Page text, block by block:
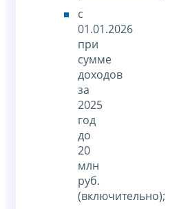
с
01.01.2026
при
сумме
доходов
за
2025
год
до
20
млн
руб.
(включительно);